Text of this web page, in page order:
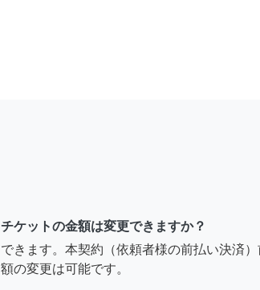
チケットの金額は変更できますか？
できます。本契約（依頼者様の前払い決済
額の変更は可能です。